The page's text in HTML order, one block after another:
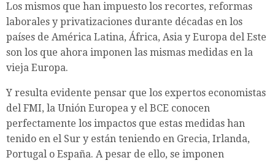
Los mismos que han impuesto los recortes, reformas
laborales y privatizaciones durante décadas en los
países de América Latina, África, Asia y Europa del Este
son los que ahora imponen las mismas medidas en la
vieja Europa.
Y resulta evidente pensar que los expertos economistas
del FMI, la Unión Europea y el BCE conocen
perfectamente los impactos que estas medidas han
tenido en el Sur y están teniendo en Grecia, Irlanda,
Portugal o España. A pesar de ello, se imponen